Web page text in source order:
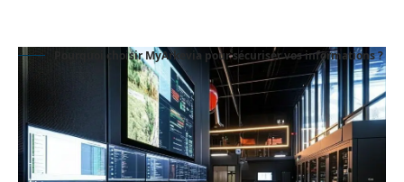
Pourquoi choisir MyArkevia pour sécuriser vos informations ?